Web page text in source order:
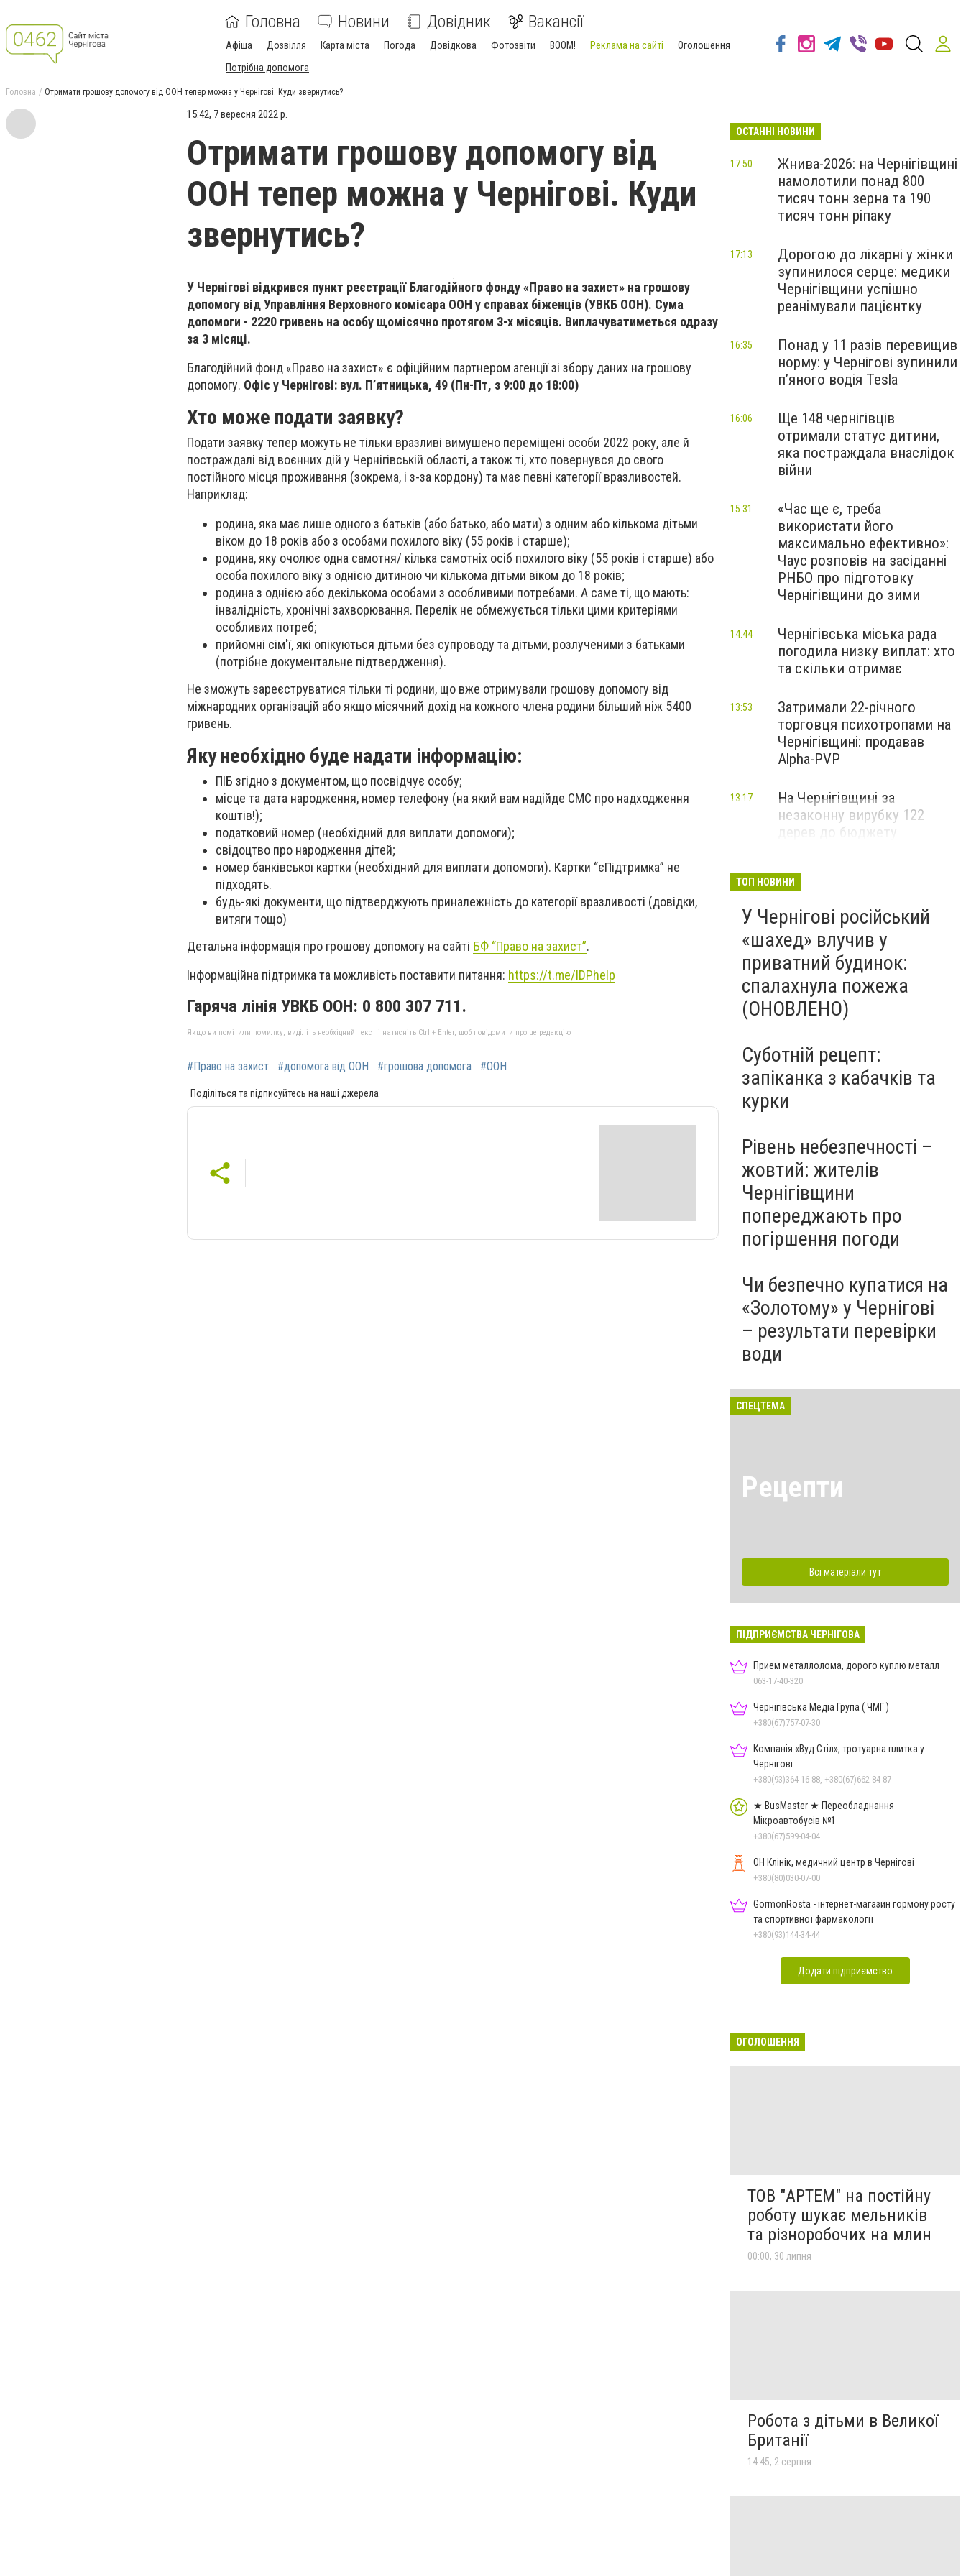
Головна Новини Довідник Вакансії
Афіша Дозвілля Карта міста Погода Довідкова Фотозвіти BOOM! Реклама на сайті
Оголошення
Потрібна допомога
Головна Отримати грошову допомогу від ООН тепер можна у Чернігові. Куди звернутись?
15:42, 7 вересня 2022 р.
Отримати грошову допомогу від
ООН тепер можна у Чернігові. Куди
звернутись?
У Чернігові відкрився пункт реєстрації Благодійного фонду «Право на захист» на грошову
допомогу від Управління Верховного комісара ООН у справах біженців (УВКБ ООН). Сума
допомоги - 2220 гривень на особу щомісячно протягом 3-х місяців. Виплачуватиметься одразу
за 3 місяці.
Благодійний фонд «Право на захист» є офіційним партнером агенції зі збору даних на грошову
допомогу. Офіс у Чернігові: вул. П’ятницька, 49 (Пн-Пт, з 9:00 до 18:00)
Хто може подати заявку?
Подати заявку тепер можуть не тільки вразливі вимушено переміщені особи 2022 року, але й
постраждалі від воєнних дій у Чернігівській області, а також ті, хто повернувся до свого
постійного місця проживання (зокрема, і з-за кордону) та має певні категорії вразливостей.
Наприклад:
родина, яка має лише одного з батьків (або батько, або мати) з одним або кількома дітьми
віком до 18 років або з особами похилого віку (55 років і старше);
родина, яку очолює одна самотня/ кілька самотніх осіб похилого віку (55 років і старше) або
особа похилого віку з однією дитиною чи кількома дітьми віком до 18 років;
родина з однією або декількома особами з особливими потребами. А саме ті, що мають:
інвалідність, хронічні захворювання. Перелік не обмежується тільки цими критеріями
особливих потреб;
прийомні сім'ї, які опікуються дітьми без супроводу та дітьми, розлученими з батьками
(потрібне документальне підтвердження).
Не зможуть зареєструватися тільки ті родини, що вже отримували грошову допомогу від
міжнародних організацій або якщо місячний дохід на кожного члена родини більший ніж 5400
гривень.
Яку необхідно буде надати інформацію:
ПІБ згідно з документом, що посвідчує особу;
місце та дата народження, номер телефону (на який вам надійде СМС про надходження
коштів!);
податковий номер (необхідний для виплати допомоги);
свідоцтво про народження дітей;
номер банківської картки (необхідний для виплати допомоги). Картки “єПідтримка” не
підходять.
будь-які документи, що підтверджують приналежність до категорії вразливості (довідки,
витяги тощо)
Детальна інформація про грошову допомогу на сайті БФ “Право на захист”.
Інформаційна підтримка та можливість поставити питання: https://t.me/IDPhelp
Гаряча лінія УВКБ ООН: 0 800 307 711.
Якщо ви помітили помилку, виділіть необхідний текст і натисніть Ctrl + Enter, щоб повідомити про це редакцію
#Право на захист #допомога від ООН #грошова допомога #ООН
Поділіться та підписуйтесь на наші джерела
ОСТАННІ НОВИНИ
Жнива-2026: на Чернігівщині
намолотили понад 800
тисяч тонн зерна та 190
тисяч тонн ріпаку
17:50
Дорогою до лікарні у жінки
зупинилося серце: медики
Чернігівщини успішно
реанімували пацієнтку
17:13
Понад у 11 разів перевищив
норму: у Чернігові зупинили
пʼяного водія Tesla
16:35
Ще 148 чернігівців
отримали статус дитини,
яка постраждала внаслідок
війни
16:06
«Час ще є, треба
використати його
максимально ефективно»:
Чаус розповів на засіданні
РНБО про підготовку
Чернігівщини до зими
15:31
Чернігівська міська рада
погодила низку виплат: хто
та скільки отримає
14:44
Затримали 22-річного
торговця психотропами на
Чернігівщині: продавав
Alpha-PVP
13:53
На Чернігівщині за
незаконну вирубку 122
дерев до бюджету
13:17
ТОП НОВИНИ
У Чернігові російський
«шахед» влучив у
приватний будинок:
спалахнула пожежа
(ОНОВЛЕНО)
Суботній рецепт:
запіканка з кабачків та
курки
Рівень небезпечності –
жовтий: жителів
Чернігівщини
попереджають про
погіршення погоди
Чи безпечно купатися на
«Золотому» у Чернігові
– результати перевірки
води
СПЕЦТЕМА
Рецепти
Всі матеріали тут
ПІДПРИЄМСТВА ЧЕРНІГОВА
Прием металлолома, дорого куплю металл
063-17-40-320
Чернігівська Медіа Група ( ЧМГ )
+380(67)757-07-30
Компанія «Вуд Стіл», тротуарна плитка у
Чернігові
+380(93)364-16-88, +380(67)662-84-87
★ BusMaster ★ Переобладнання
Мікроавтобусів №1
+380(67)599-04-04
ОН Клінік, медичний центр в Чернігові
+380(80)030-07-00
GormonRosta - інтернет-магазин гормону росту
та спортивної фармакології
+380(93)144-34-44
Додати підприємство
ОГОЛОШЕННЯ
ТОВ "АРТЕМ" на постійну
роботу шукає мельників
та різноробочих на млин
00:00, 30 липня
Робота з дітьми в Великої
Британії
14:45, 2 серпня